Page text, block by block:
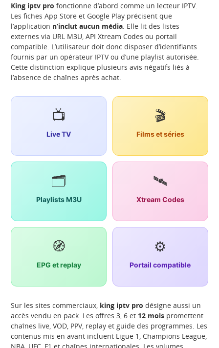
King iptv pro fonctionne d’abord comme un lecteur IPTV.
Les fiches App Store et Google Play précisent que
l’application n’inclut aucun média. Elle lit des listes
externes via URL M3U, API Xtream Codes ou portail
compatible. L’utilisateur doit donc disposer d’identifiants
fournis par un opérateur IPTV ou d’une playlist autorisée.
Cette distinction explique plusieurs avis négatifs liés à
l’absence de chaînes après achat.
📺
Live TV
🎬
Films et séries
🗂️
Playlists M3U
🛰️
Xtream Codes
🧭
EPG et replay
⚙️
Portail compatible
Sur les sites commerciaux, king iptv pro désigne aussi un
accès vendu en pack. Les offres 3, 6 et 12 mois promettent
chaînes live, VOD, PPV, replay et guide des programmes. Les
contenus mis en avant incluent Ligue 1, Champions League,